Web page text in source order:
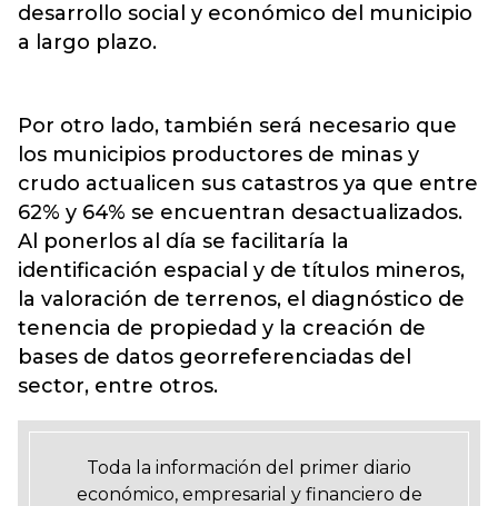
desarrollo social y económico del municipio
a largo plazo.
Por otro lado, también será necesario que
los municipios productores de minas y
crudo actualicen sus catastros ya que entre
62% y 64% se encuentran desactualizados.
Al ponerlos al día se facilitaría la
identificación espacial y de títulos mineros,
la valoración de terrenos, el diagnóstico de
tenencia de propiedad y la creación de
bases de datos georreferenciadas del
sector, entre otros.
Toda la información del primer diario
económico, empresarial y financiero de